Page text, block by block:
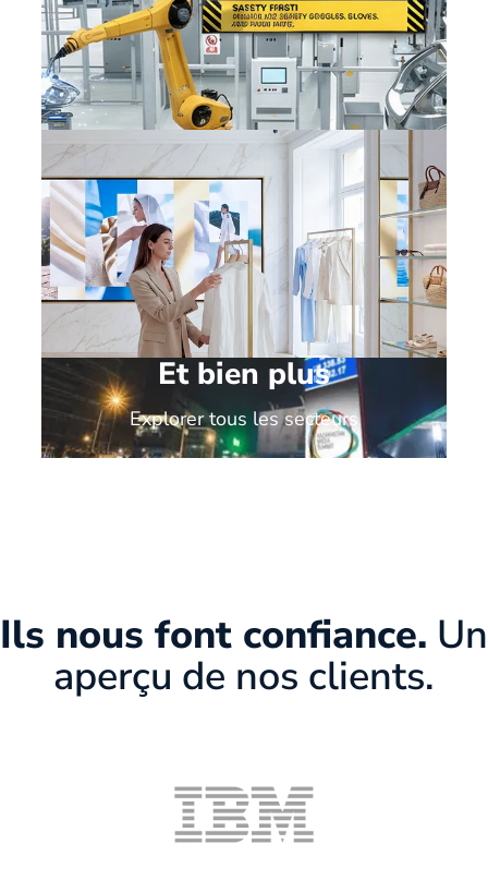
Sites de production et
industriels
Commerce de luxe
Et bien plus
Explorer tous les secteurs
Ils nous font confiance. Un
aperçu de nos clients.